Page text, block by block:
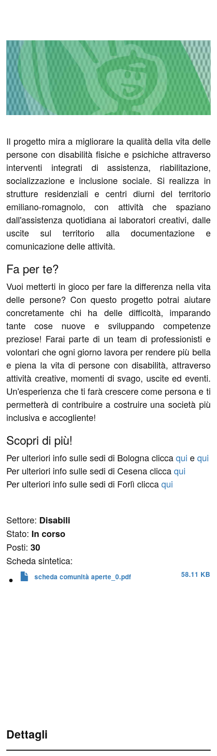
Dettagli
Il progetto mira a migliorare la qualità della vita delle
persone con disabilità fisiche e psichiche attraverso
interventi integrati di assistenza, riabilitazione,
socializzazione e inclusione sociale. Si realizza in
strutture residenziali e centri diurni del territorio
emiliano-romagnolo, con attività che spaziano
dall'assistenza quotidiana ai laboratori creativi, dalle
uscite sul territorio alla documentazione e
comunicazione delle attività.
Fa per te?
Vuoi metterti in gioco per fare la differenza nella vita
delle persone? Con questo progetto potrai aiutare
concretamente chi ha delle difficoltà, imparando
tante cose nuove e sviluppando competenze
preziose! Farai parte di un team di professionisti e
volontari che ogni giorno lavora per rendere più bella
e piena la vita di persone con disabilità, attraverso
attività creative, momenti di svago, uscite ed eventi.
Un'esperienza che ti farà crescere come persona e ti
permetterà di contribuire a costruire una società più
inclusiva e accogliente!
Scopri di più!
Per ulteriori info sulle sedi di Bologna cliccaqui equi
Per ulteriori info sulle sedi di Cesena cliccaqui
Per ulteriori info sulle sedi di Forlì cliccaqui
Settore: Disabili
Stato: In corso
Posti:30
Scheda sintetica:
scheda comunità aperte_0.pdf 58.11 KB